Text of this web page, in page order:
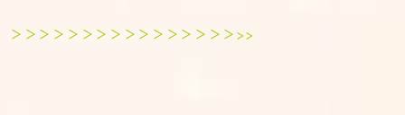
＞＞＞＞＞＞＞＞＞＞＞＞＞＞＞＞>>